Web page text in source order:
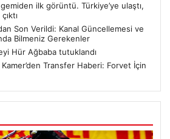
ilk görüntü. Türkiye’ye ulaştı,
Son Verildi: Kanal Güncellemesi ve
Bilmeniz Gerekenler
Hür Ağbaba tutuklandı
Transfer Haberi: Forvet İçin